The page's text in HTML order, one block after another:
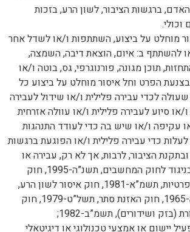
ברגשות הציבור, לשון הרע, בזכות
מוחלט על ביצוע, השתתפות ו/או לשדל אחר
להשתתף ב: איום, הוצאת דיבה, השמצה,
תוכן מגונה, פורנוגרפי, גס, בוטה ו/או
הפרט וחל איסור מוחלט על ביצוע כל
לכדי עבירה פלילית ו/או שידול לעבירה
או סיוע לעבירה פלילית ו/או עוולה אזרחית
עקיפה ו/או שיש בה כדי לעודד התנהגות
לעלות כדי עבירה פלילית ו/או הפוגעת ברגשות
ובתקנת הציבור, לרבות, אך לא רק, עבירה או
עוולה בניגוד לחוק המחשבים, תשנ”ה-1995, חוק
הגנת הפרטיות, תשמ”א-1981, חוק איסור לשון הרע,
תשכ”ה-1965, חוק האזנת סתר, תשל”ט-1979, חוק
(בזק ושידורים), תשמ”ב-1982;
יישום או אמצעי טכנולוגי או דיגיטאלי